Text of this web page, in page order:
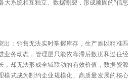
大系统相互独立、数据割裂，形成顽固的“信息
出：销售无法实时掌握库存，生产难以精准匹
业务动态，管理层只能依靠滞后数据和过往经
，却无法形成全域联动的有效价值，数据资源
模式成为制约企业规模化、高质量发展的核心